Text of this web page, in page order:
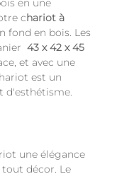
chariot à
fond en bois. Les
43 x 42 x 45
et avec une
est un
d'esthétisme.
une élégance
décor. Le